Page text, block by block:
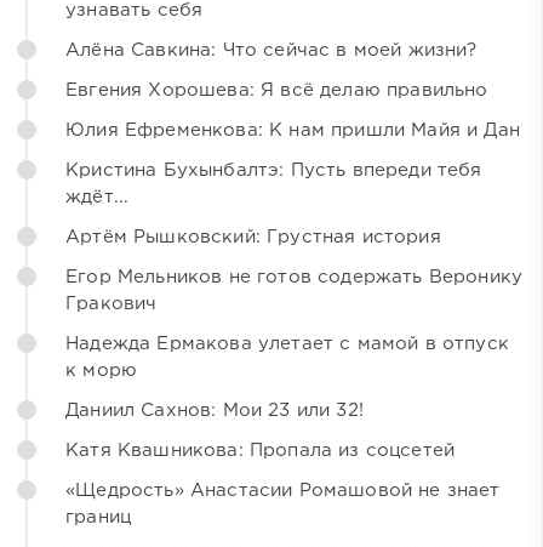
узнавать себя
Алёна Савкина: Что сейчас в моей жизни?
Евгения Хорошева: Я всё делаю правильно
Юлия Ефременкова: К нам пришли Майя и Дан
Кристина Бухынбалтэ: Пусть впереди тебя
ждёт...
Артём Рышковский: Грустная история
Егор Мельников не готов содержать Веронику
Гракович
Надежда Ермакова улетает с мамой в отпуск
к морю
Даниил Сахнов: Мои 23 или 32!
Катя Квашникова: Пропала из соцсетей
«Щедрость» Анастасии Ромашовой не знает
границ